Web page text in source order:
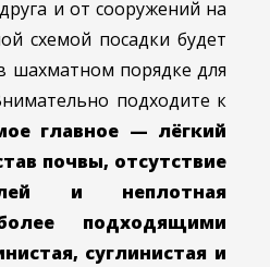
и от сооружений на
схемой посадки будет
порядке для
подходите к
главное — лёгкий
почвы, отсутствие
и неплотная
подходящими
суглинистая и